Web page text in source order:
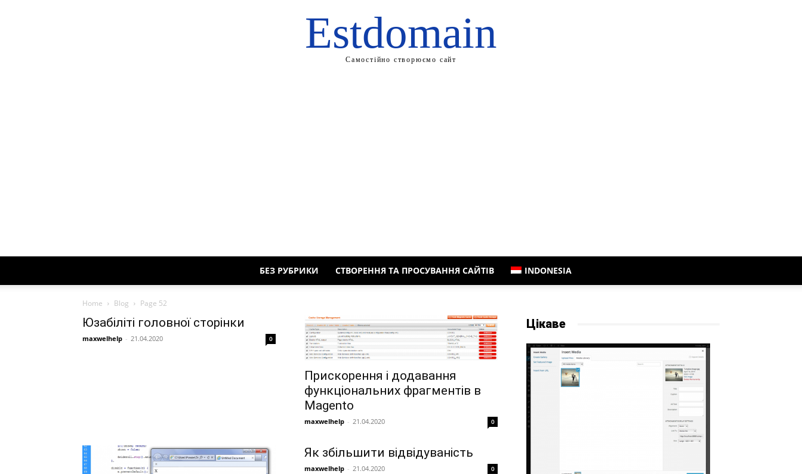
Estdomain
Самостійно створюємо сайт
БЕЗ РУБРИКИ СТВОРЕННЯ ТА ПРОСУВАННЯ САЙТІВ INDONESIA
Home Blog Page 52
Юзабіліті головної сторінки
maxwelhelp - 21.04.2020 0
Прискорення і додавання
функціональних фрагментів в
Magento
maxwelhelp - 21.04.2020 0
Як збільшити відвідуваність
maxwelhelp - 21.04.2020 0
Цікаве